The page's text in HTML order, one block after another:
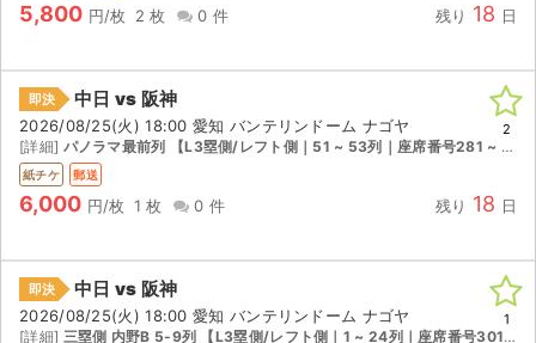
5,800 円/枚 2 枚 0 件 残り 18 日
即決 中日 vs 阪神
2026/08/25(火) 18:00 愛知 バンテリンドーム ナゴヤ
[詳細] パノラマ最前列 【L3塁側/レフト側｜51 ~ 53列｜座席番号281 ~ 300】
紙チケ 郵送
6,000 円/枚 1 枚 0 件 残り 18 日
2
即決 中日 vs 阪神
2026/08/25(火) 18:00 愛知 バンテリンドーム ナゴヤ
[詳細] 三塁側 内野B 5-9列 【L3塁側/レフト側｜1 ~ 24列｜座席番号301 ~ 320】
1